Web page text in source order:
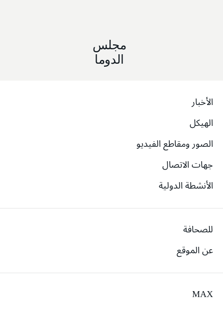
مجلس
الدوما
الأخبار
الهيكل
الصور ومقاطع الفيديو
جهات الاتصال
الأنشطة الدولية
للصحافة
عن الموقع
MAX